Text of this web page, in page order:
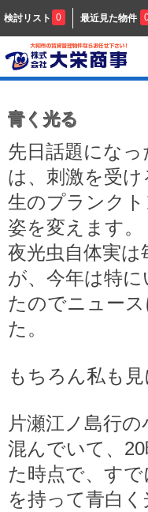
検討リスト 0 最近見た物件
青く光る
先日話題にな
は、刺激を受
生のプランク
姿を変えます。
夜光虫自体実
が、今年は特
たのでニュー
た。
もちろん私も
片瀬江ノ島行
混んでいて、
た時点で、す
を持って青白